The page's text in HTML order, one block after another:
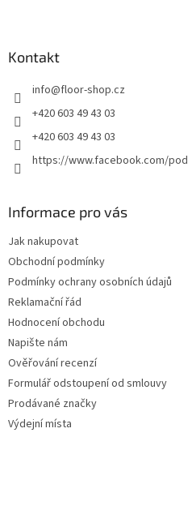
Kontakt
info@floor-shop.cz
+420 603 49 43 03
+420 603 49 43 03
https://www.facebook.com/
Informace pro vás
Jak nakupovat
Obchodní podmínky
Podmínky ochrany osobních údajů
Reklamační řád
Hodnocení obchodu
Napište nám
Ověřování recenzí
Formulář odstoupení od smlouvy
Prodávané značky
Výdejní místa